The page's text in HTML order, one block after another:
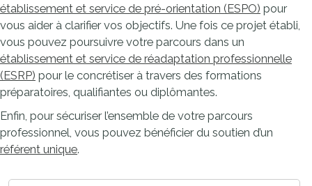
établissement et service de pré-orientation (ESPO) pour
vous aider à clarifier vos objectifs. Une fois ce projet établi,
vous pouvez poursuivre votre parcours dans un
établissement et service de réadaptation professionnelle
(ESRP) pour le concrétiser à travers des formations
préparatoires, qualifiantes ou diplômantes.
Enfin, pour sécuriser l’ensemble de votre parcours
professionnel, vous pouvez bénéficier du soutien d’un
référent unique.